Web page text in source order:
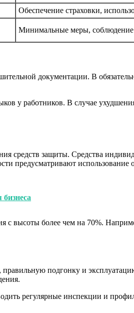
Обеспечение страховки,
Минимальные меры, соблюдение
документации. В
у работников. В случае
средств защиты. Средства
предусматривают
высоты более чем на 70%.
подгонку и
регулярные инспекции и